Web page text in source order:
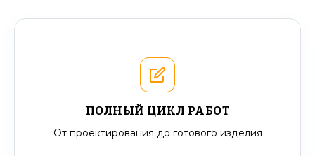
ПОЛНЫЙ ЦИКЛ РАБОТ
От проектирования до готового изделия